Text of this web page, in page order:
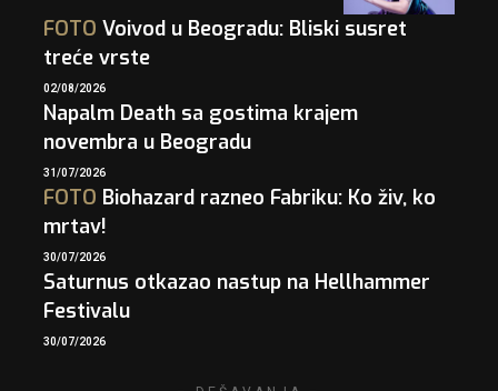
FOTO Voivod u Beogradu: Bliski susret
treće vrste
02/08/2026
Napalm Death sa gostima krajem
novembra u Beogradu
31/07/2026
FOTO Biohazard razneo Fabriku: Ko živ, ko
mrtav!
30/07/2026
Saturnus otkazao nastup na Hellhammer
Festivalu
30/07/2026